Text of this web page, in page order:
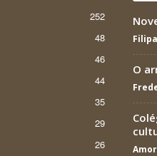
252
48
46
44
35
29
26
O